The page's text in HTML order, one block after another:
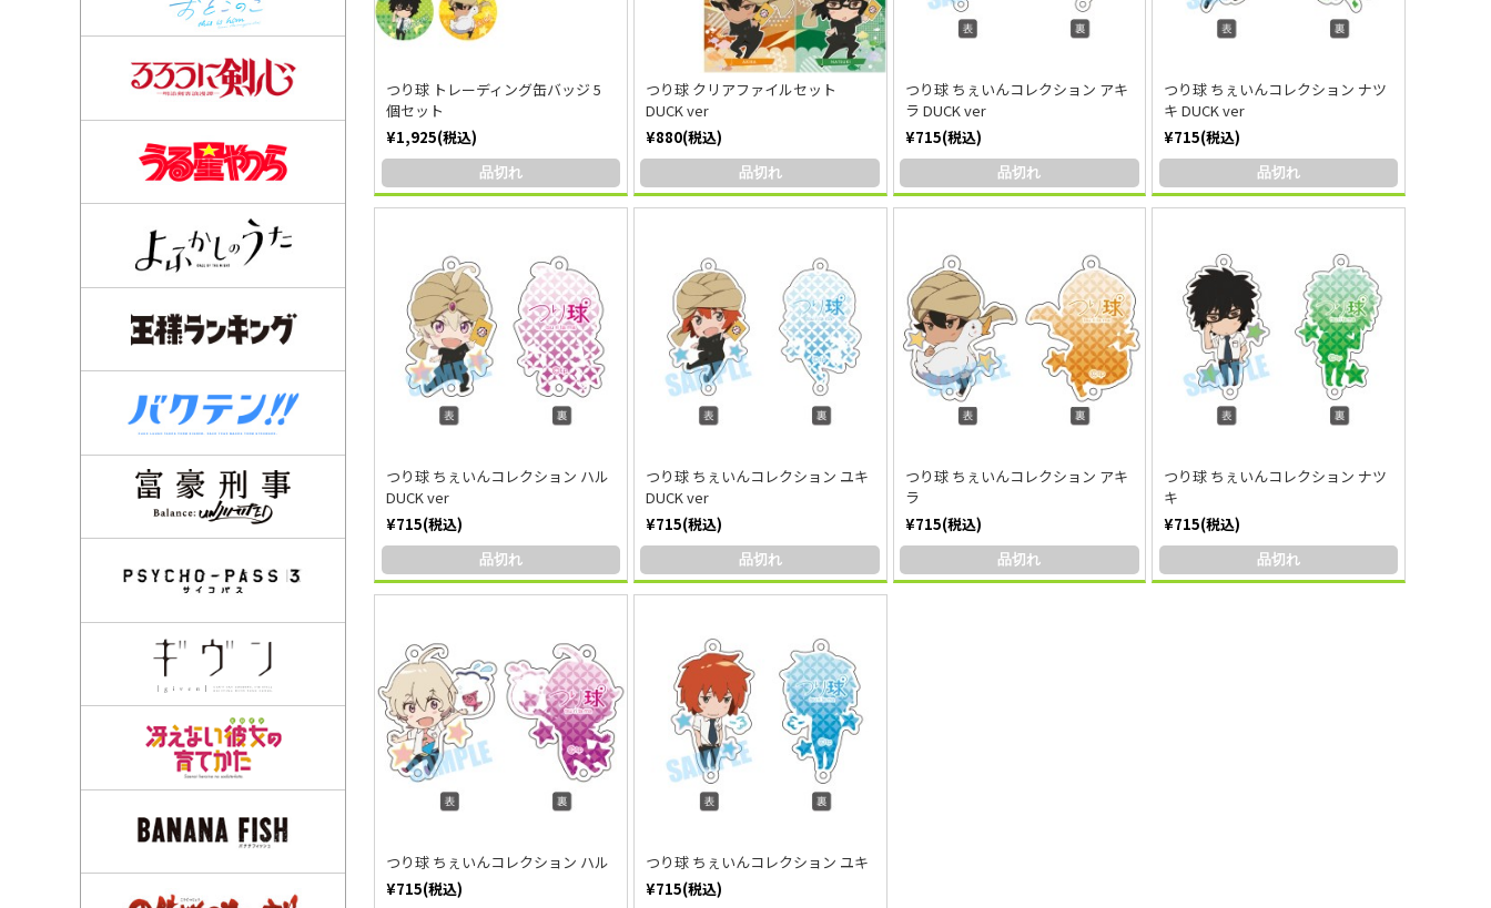
つり球 トレーディング缶バッジ 5
個セット
¥1,925(税込)
品切れ
つり球 クリアファイルセット
DUCK ver
¥880(税込)
品切れ
つり球 ちぇいんコレクション アキ
ラ DUCK ver
¥715(税込)
品切れ
つり球 ちぇいんコレクション ナツ
キ DUCK ver
¥715(税込)
品切れ
つり球 ちぇいんコレクション ハル
DUCK ver
¥715(税込)
品切れ
つり球 ちぇいんコレクション ユキ
DUCK ver
¥715(税込)
品切れ
つり球 ちぇいんコレクション アキ
ラ
¥715(税込)
品切れ
つり球 ちぇいんコレクション ナツ
キ
¥715(税込)
品切れ
つり球 ちぇいんコレクション ハル
¥715(税込)
つり球 ちぇいんコレクション ユキ
¥715(税込)